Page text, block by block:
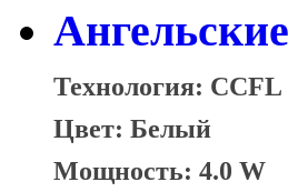
Технология: CCFL
Цвет: Белый
Мощность: 4.0 W